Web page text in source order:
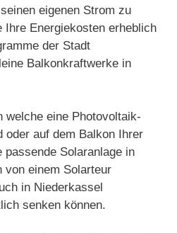
eigenen Strom zu
Ihre Energiekosten erheblich
der Stadt
Balkonkraftwerke in
welche eine Photovoltaik-
oder auf dem Balkon Ihrer
Solaranlage in
von einem Solarteur
in Niederkassel
senken können.